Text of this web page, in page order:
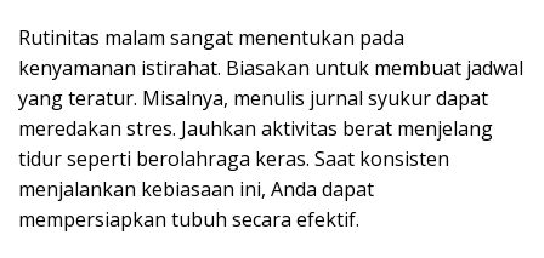
Rutinitas malam sangat menentukan pada
kenyamanan istirahat. Biasakan untuk membuat jadwal
yang teratur. Misalnya, menulis jurnal syukur dapat
meredakan stres. Jauhkan aktivitas berat menjelang
tidur seperti berolahraga keras. Saat konsisten
menjalankan kebiasaan ini, Anda dapat
mempersiapkan tubuh secara efektif.